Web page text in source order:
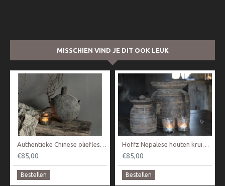
MISSCHIEN VIND JE DIT OOK LEUK
Authentieke Chinese oliefles / kruik
€85,00
Bestellen
Hoffz Nepalese houten kruik Nr 2
€85,00
Bestellen